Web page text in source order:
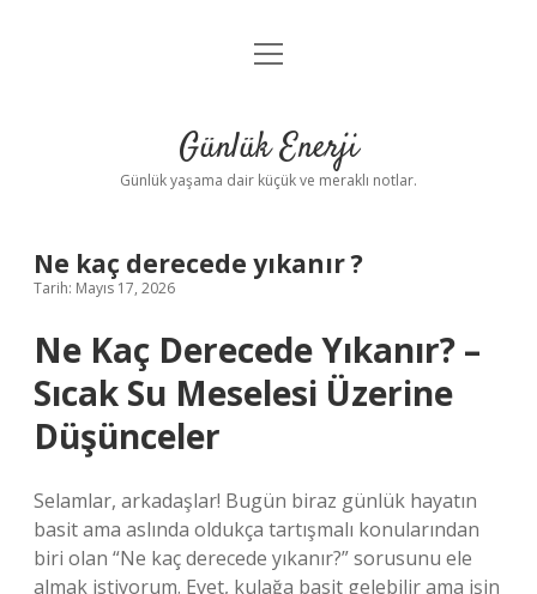
Anasayfa
Yasal Uyarı
menüyü
Günlük Enerji
Günlük yaşama dair küçük ve meraklı notlar.
Ne kaç derecede yıkanır ?
Tarih: Mayıs 17, 2026
Ne Kaç Derecede Yıkanır? –
Sıcak Su Meselesi Üzerine
Düşünceler
Selamlar, arkadaşlar! Bugün biraz günlük hayatın
basit ama aslında oldukça tartışmalı konularından
biri olan “Ne kaç derecede yıkanır?” sorusunu ele
almak istiyorum. Evet, kulağa basit gelebilir ama işin